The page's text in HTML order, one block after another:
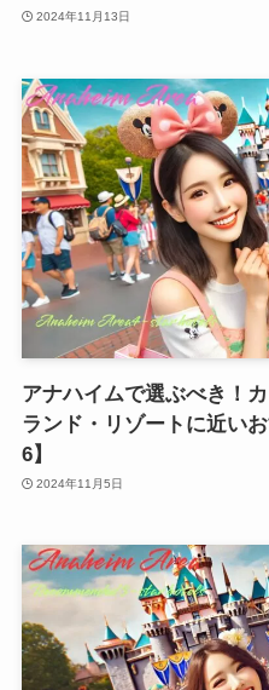
2024年11月13日
アナハイムで選ぶべき！
ランド・リゾートに近い
6】
2024年11月5日